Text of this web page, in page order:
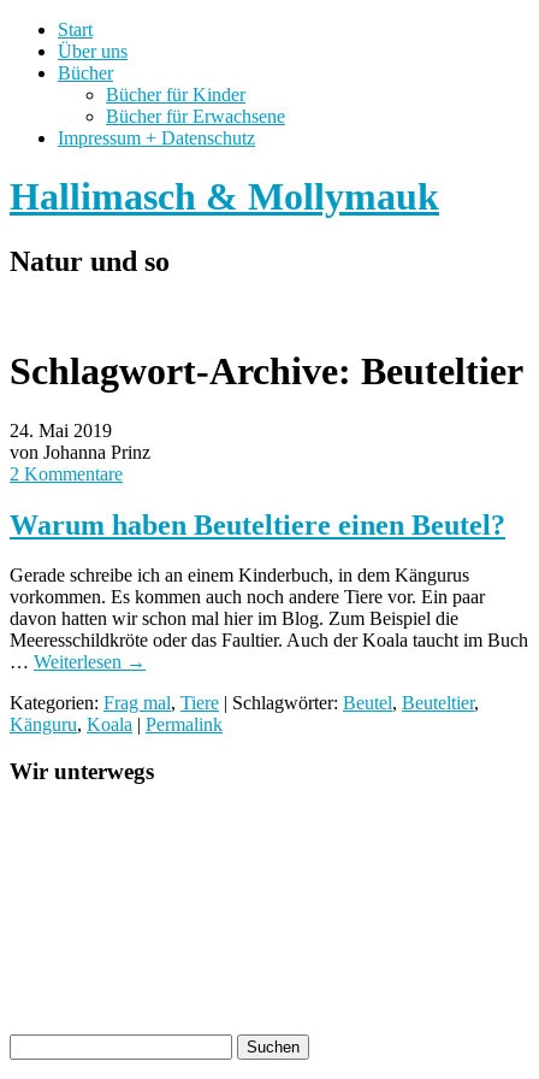
Start
Über uns
Bücher
Bücher für Kinder
Bücher für Erwachsene
Impressum + Datenschutz
Hallimasch & Mollymauk
Natur und so
Schlagwort-Archive: Beuteltier
24. Mai 2019
von Johanna Prinz
2 Kommentare
Warum haben Beuteltiere einen Beutel?
Gerade schreibe ich an einem Kinderbuch, in dem Kängurus
vorkommen. Es kommen auch noch andere Tiere vor. Ein paar
davon hatten wir schon mal hier im Blog. Zum Beispiel die
Meeresschildkröte oder das Faultier. Auch der Koala taucht im Buch
… Weiterlesen →
Kategorien: Frag mal, Tiere | Schlagwörter: Beutel, Beuteltier,
Känguru, Koala Permalink
Wir unterwegs